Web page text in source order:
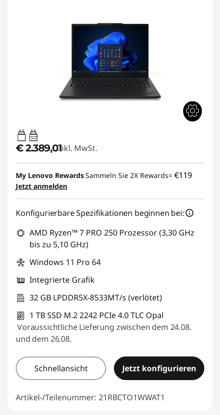
65W-65W
USB PD
€ 2.389,01Inkl. MwSt.
My Lenovo RewardsSammeln Sie 2X Rewards= €119
Jetzt anmelden
Konfigurierbare Spezifikationen beginnen bei:
AMD Ryzen™ 7 PRO 250 Prozessor (3,30 GHz
bis zu 5,10 GHz)
Windows 11 Pro 64
Integrierte Grafik
32 GB LPDDR5X-8533MT/s (verlötet)
1 TB SSD M.2 2242 PCIe 4.0 TLC Opal
Voraussichtliche Lieferung zwischen dem 24.08.
und dem 26.08.
Schnellansicht Jetzt konfigurieren
Artikel-/Teilenummer: 21RBCTO1WWAT1